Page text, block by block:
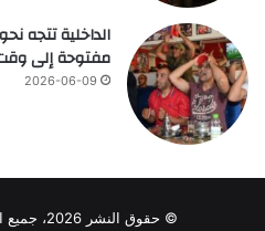
الداخلية تتجه
مفتوحة إلى
2026-06-09
© حقوق النشر 2026، جميع الحقوق محفوظة |